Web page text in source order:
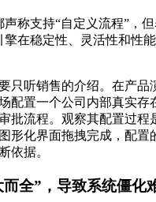
称支持“自定义流程”，
在稳定性、灵活性和性
要只听销售的介绍。在产品
配置一个公司内部真实存
批流程。观察其配置过程
形化界面拖拽完成，配置
依据。
全”，导致系统僵化